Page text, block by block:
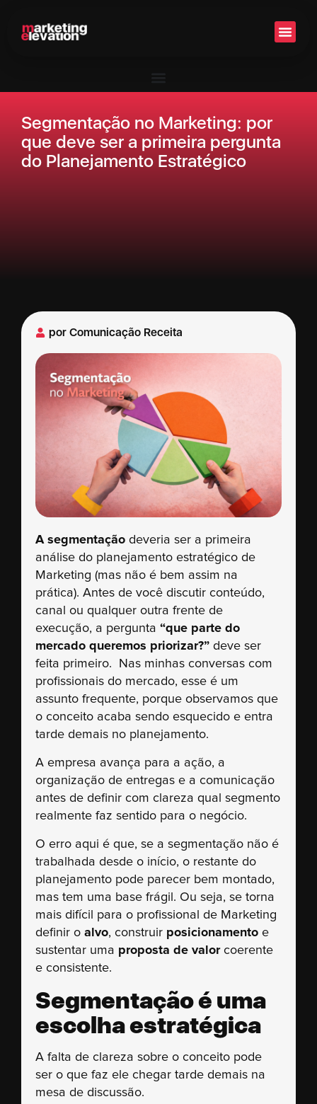
Segmentação no Marketing: por
que deve ser a primeira pergunta
do Planejamento Estratégico
por Comunicação Receita
A segmentação deveria ser a primeira
análise do planejamento estratégico de
Marketing (mas não é bem assim na
prática). Antes de você discutir conteúdo,
canal ou qualquer outra frente de
execução, a pergunta “que parte do
mercado queremos priorizar?” deve ser
feita primeiro. Nas minhas conversas com
profissionais do mercado, esse é um
assunto frequente, porque observamos que
o conceito acaba sendo esquecido e entra
tarde demais no planejamento.
A empresa avança para a ação, a
organização de entregas e a comunicação
antes de definir com clareza qual segmento
realmente faz sentido para o negócio.
O erro aqui é que, se a segmentação não é
trabalhada desde o início, o restante do
planejamento pode parecer bem montado,
mas tem uma base frágil. Ou seja, se torna
mais difícil para o profissional de Marketing
definir o alvo, construir posicionamento e
sustentar uma proposta de valorcoerente
e consistente.
Segmentação é uma
escolha estratégica
A falta de clareza sobre o conceito pode
ser o que faz ele chegar tarde demais na
mesa de discussão.